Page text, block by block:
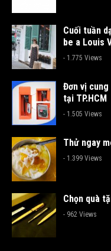
Cuối tuần
be a Louis
- 1.775 Views
Đơn vị
tại TP.HCM
- 1.505 Views
Thử ngay
- 1.399 Views
Chọn quà
- 962 Views